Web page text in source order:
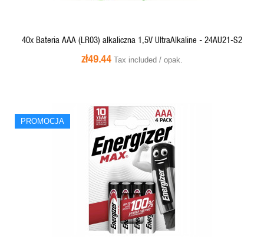
40x Bateria AAA (LR03) alkaliczna 1,5V UltraAlkaline - 24AU21-S2
zł49.44 Tax included / opak.
PROMOCJA
PROMOCJA
QUICK VIEW